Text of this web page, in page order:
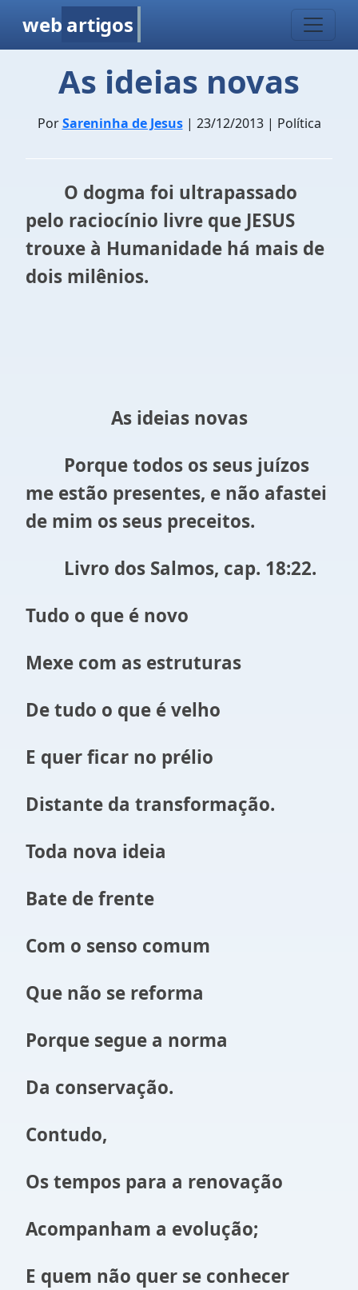
web artigos
As ideias novas
PorSareninha de Jesus| 23/12/2013 | Política
O dogma foi ultrapassado
pelo raciocínio livre que JESUS
trouxe à Humanidade há mais de
dois milênios.
As ideias novas
Porque todos os seus juízos
me estão presentes, e não afastei
de mim os seus preceitos.
Livro dos Salmos, cap. 18:22.
Tudo o que é novo
Mexe com as estruturas
De tudo o que é velho
E quer ficar no prélio
Distante da transformação.
Toda nova ideia
Bate de frente
Com o senso comum
Que não se reforma
Porque segue a norma
Da conservação.
Contudo,
Os tempos para a renovação
Acompanham a evolução;
E quem não quer se conhecer